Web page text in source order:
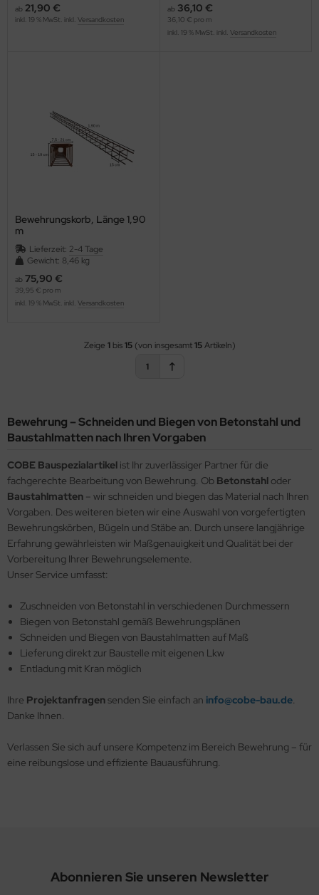
ab 21,90 €
inkl. 19 % MwSt. inkl. Versandkosten
ab 36,10 €
36,10 € pro m
inkl. 19 % MwSt. inkl. Versandkosten
Bewehrungskorb, Länge 1,90
m
Lieferzeit: 2-4 Tage
Gewicht: 8,46 kg
ab 75,90 €
39,95 € pro m
inkl. 19 % MwSt. inkl. Versandkosten
Zeige 1bis15(von insgesamt15Artikeln)
1
Bewehrung – Schneiden und Biegen von Betonstahl und
Baustahlmatten nach Ihren Vorgaben
COBE Bauspezialartikel ist Ihr zuverlässiger Partner für die
fachgerechte Bearbeitung von Bewehrung. Ob Betonstahl oder
Baustahlmatten – wir schneiden und biegen das Material nach Ihren
Vorgaben. Des weiteren bieten wir eine Auswahl von vorgefertigten
Bewehrungskörben, Bügeln und Stäbe an. Durch unsere langjährige
Erfahrung gewährleisten wir Maßgenauigkeit und Qualität bei der
Vorbereitung Ihrer Bewehrungselemente.
Unser Service umfasst:
Zuschneiden von Betonstahl in verschiedenen Durchmessern
Biegen von Betonstahl gemäß Bewehrungsplänen
Schneiden und Biegen von Baustahlmatten auf Maß
Lieferung direkt zur Baustelle mit eigenen Lkw
Entladung mit Kran möglich
Ihre Projektanfragensenden Sie einfach an info@cobe-bau.de.
Danke Ihnen.
Verlassen Sie sich auf unsere Kompetenz im Bereich Bewehrung – für
eine reibungslose und effiziente Bauausführung.
Abonnieren Sie unseren Newsletter